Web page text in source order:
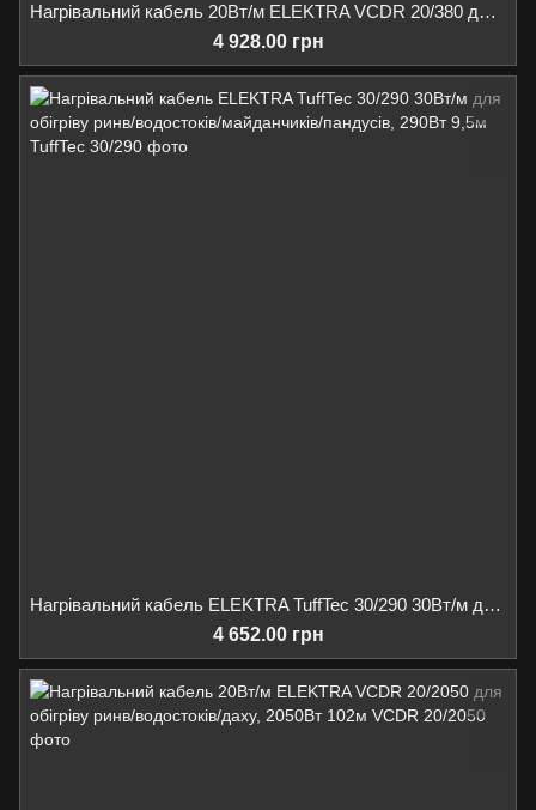
Нагрівальний кабель 20Вт/м ELEKTRA VCDR 20/380 для обігріву ринв/водостоків/даху, 380Вт 19м
4 928.00 грн
Нагрівальний кабель ELEKTRA TuffTec 30/290 30Вт/м для обігріву ринв/водостоків/майданчиків/пандусів, 290Вт 9,5м
4 652.00 грн